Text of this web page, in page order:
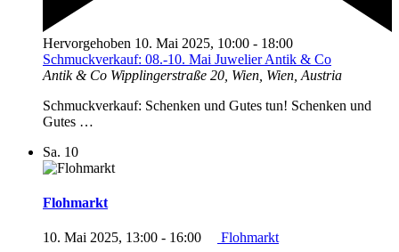
Hervorgehoben 10. Mai 2025, 10:00 - 18:00
Schmuckverkauf: 08.-10. Mai Juwelier Antik & Co
Antik & Co Wipplingerstraße 20, Wien, Wien, Austria
Schmuckverkauf: Schenken und Gutes tun! Schenken und
Gutes …
Sa. 10
Flohmarkt
10. Mai 2025, 13:00 - 16:00 Flohmarkt